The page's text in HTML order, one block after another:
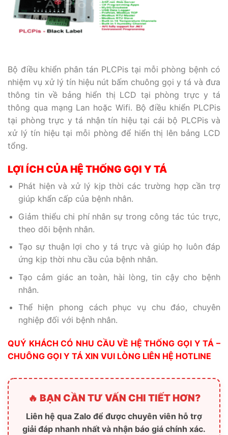
Bộ điều khiển phân tán PLCPis tại mỗi phòng bệnh có
nhiệm vụ xử lý tín hiệu nút bấm chuông gọi y tá và đưa
thông tin về bảng hiển thị LCD tại phòng trực y tá
thông qua mạng Lan hoặc Wifi. Bộ điều khiển PLCPis
tại phòng trực y tá nhận tín hiệu tại cái bộ PLCPis và
xử lý tín hiệu tại mỗi phòng để hiển thị lên bảng LCD
tổng.
LỢI ÍCH CỦA HỆ THỐNG GỌI Y TÁ
Phát hiện và xử lý kịp thời các trường hợp cần trợ
giúp khẩn cấp của bệnh nhân.
Giảm thiểu chi phí nhân sự trong công tác túc trực,
theo dõi bệnh nhân.
Tạo sự thuận lợi cho y tá trực và giúp họ luôn đáp
ứng kịp thời nhu cầu của bệnh nhân.
Tạo cảm giác an toàn, hài lòng, tin cậy cho bệnh
nhân.
Thể hiện phong cách phục vụ chu đáo, chuyên
nghiệp đối với bệnh nhân.
QUÝ KHÁCH CÓ NHU CẦU VỀ HỆ THỐNG GỌI Y TÁ –
CHUÔNG GỌI Y TÁ XIN VUI LÒNG LIÊN HỆ HOTLINE
🔥 BẠN CẦN TƯ VẤN CHI TIẾT HƠN?
Liên hệ qua Zalo để được chuyên viên hỗ trợ
giải đáp nhanh nhất và nhận báo giá chính xác.